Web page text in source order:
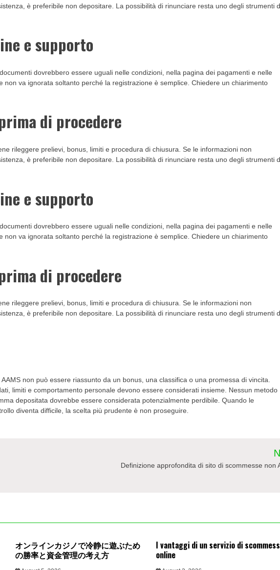
è preferibile non depositare. La possibilità di rinunciare resta uno degli strumenti
e supporto
dovrebbero essere uguali nelle condizioni, nella pagina dei pagamenti e nelle
non va ignorata soltanto perché la registrazione è semplice. Chiedere un chiarimento
di procedere
rileggere prelievi, bonus, limiti e procedura di chiusura. Se le informazioni non
è preferibile non depositare. La possibilità di rinunciare resta uno degli strumenti
e supporto
dovrebbero essere uguali nelle condizioni, nella pagina dei pagamenti e nelle
non va ignorata soltanto perché la registrazione è semplice. Chiedere un chiarimento
di procedere
rileggere prelievi, bonus, limiti e procedura di chiusura. Se le informazioni non
è preferibile non depositare. La possibilità di rinunciare resta uno degli strumenti
non può essere riassunto da un bonus, una classifica o una promessa di vincita.
limiti e comportamento personale devono essere considerati insieme. Nessun metodo
depositata dovrebbe essere considerata potenzialmente perdibile. Quando le
diventa difficile, la scelta più prudente è non proseguire.
Definizione approfondita di sito di scommesse non
オンラインカジノで冷静に遊ぶため
の勝率と資金管理の考え方
I vantaggi di un servizio di
online